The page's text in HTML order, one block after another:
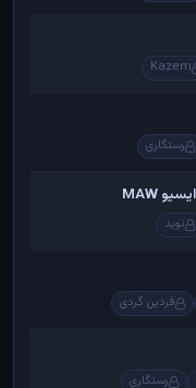
Kazem
رستگاری
نوید
فردین گردی
رستگاری